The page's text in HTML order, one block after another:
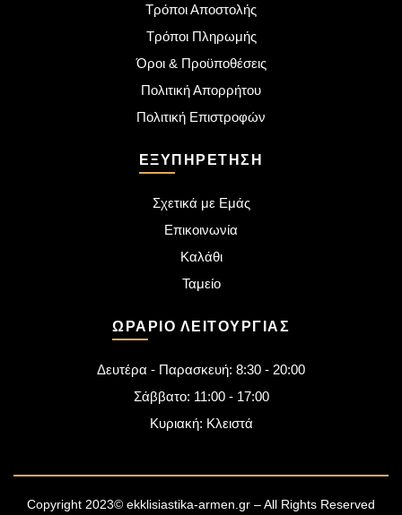
Τρόποι Αποστολής
Τρόποι Πληρωμής
Όροι & Προϋποθέσεις
Πολιτική Απορρήτου
Πολιτική Επιστροφών
ΕΞΥΠΗΡΈΤΗΣΗ
Σχετικά με Εμάς
Επικοινωνία
Καλάθι
Ταμείο
ΩΡΆΡΙΟ ΛΕΙΤΟΥΡΓΊΑΣ
Δευτέρα - Παρασκευή: 8:30 - 20:00
Σάββατο: 11:00 - 17:00
Κυριακή: Κλειστά
Copyright 2023© ekklisiastika-armen.gr – All Rights Reserved